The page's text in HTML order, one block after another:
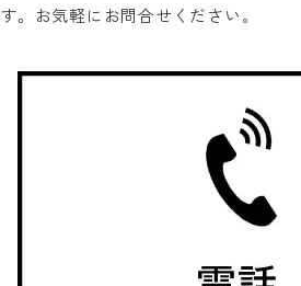
す。お気軽にお問合せください。